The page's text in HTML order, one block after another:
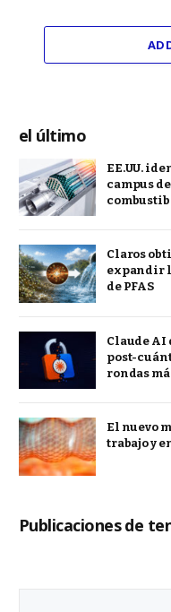
el último
EE.UU.
campus
Claros
expandir
de PFAS
Claude AI
post-
rondas
El nuevo
trabajo y
Publicaciones de